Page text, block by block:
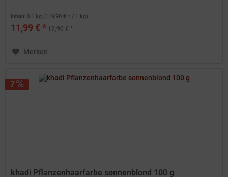
Inhalt 0.1 kg (119,90 € * / 1 kg)
11,99 € * 12,90 € *
Merken
7
khadi Pflanzenhaarfarbe sonnenblond 100 g